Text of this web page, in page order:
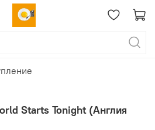
Starts Tonight (Англия